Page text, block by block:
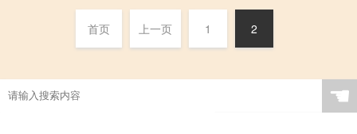
首页 上一页 1 2
☚